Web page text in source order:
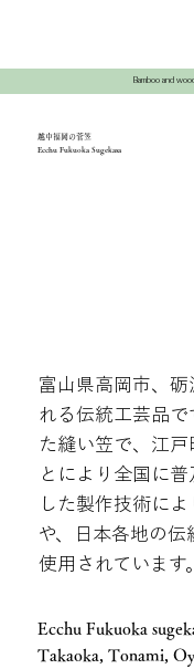
Bamboo and
越中福岡の菅笠
Ecchu Fukuoka Sugekasa
富山県高岡市、
れる伝統工芸品で
た縫い笠で、江
とにより全国に
した製作技術に
や、日本各地の伝
使用されています。
Ecchu Fukuoka
Takaoka, Tonami,